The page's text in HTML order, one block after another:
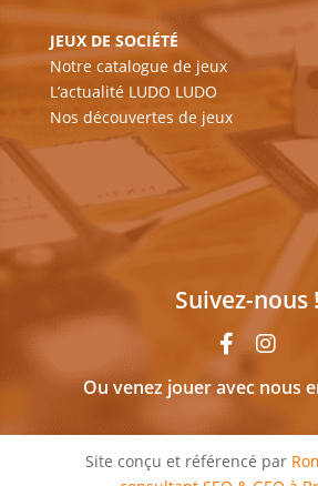
JEUX DE SOCIÉTÉ
Notre catalogue de jeux
L’actualité LUDO LUDO
Nos découvertes de jeux
Suivez-nous !
Ou venez jouer avec nous
Site conçu et référencé par